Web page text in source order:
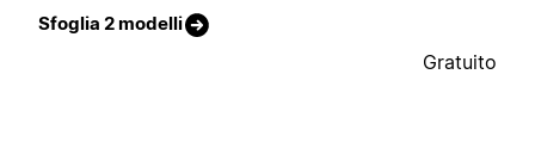
Sfoglia 2 modelli
Gratuito